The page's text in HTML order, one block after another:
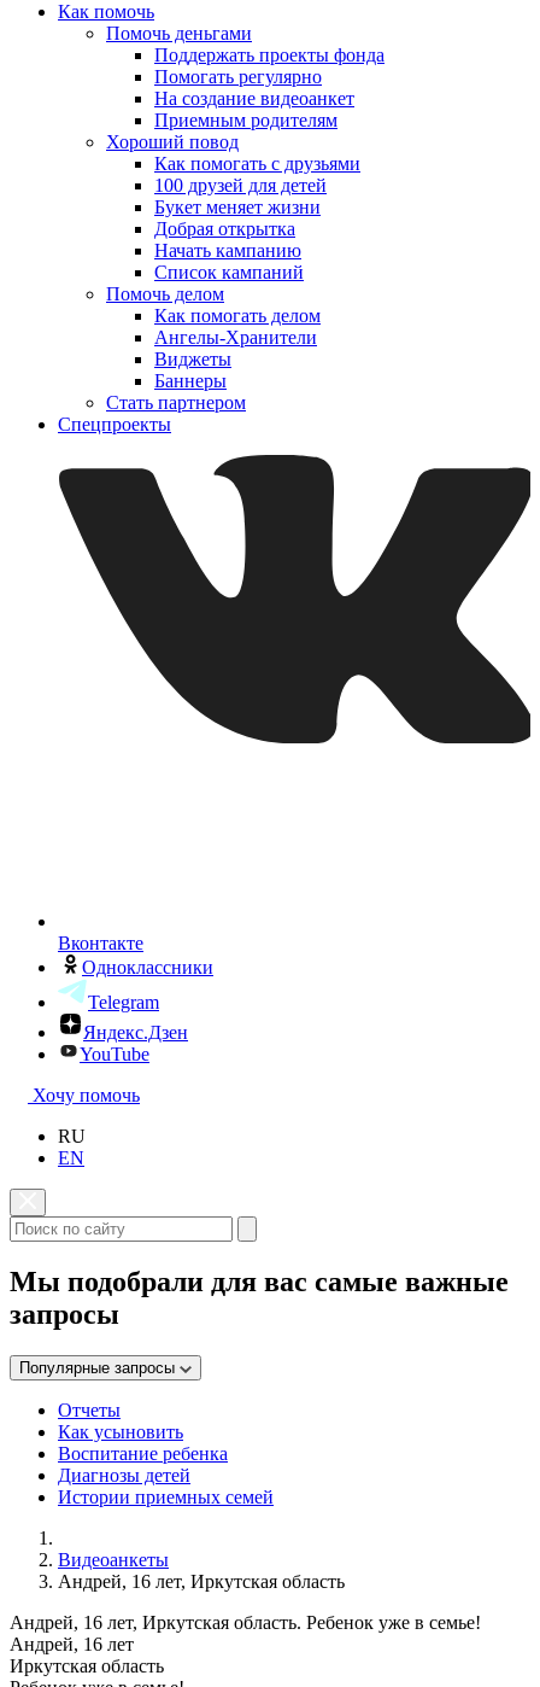
Как помочь
Помочь деньгами
Поддержать проекты фонда
Помогать регулярно
На создание видеоанкет
Приемным родителям
Хороший повод
Как помогать с друзьями
100 друзей для детей
Букет меняет жизни
Добрая открытка
Начать кампанию
Список кампаний
Помочь делом
Как помогать делом
Ангелы-Хранители
Виджеты
Баннеры
Стать партнером
Спецпроекты
Вконтакте
Одноклассники
Telegram
Яндекс.Дзен
YouTube
Хочу помочь
RU
EN
Мы подобрали для вас самые важные
запросы
Популярные запросы
Отчеты
Как усыновить
Воспитание ребенка
Диагнозы детей
Истории приемных семей
Видеоанкеты
Андрей, 16 лет, Иркутская область
Андрей, 16 лет, Иркутская область. Ребенок уже в семье!
Андрей, 16 лет
Иркутская область